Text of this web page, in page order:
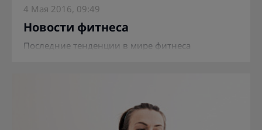
4 Мая 2016, 09:49
Новости фитнеса
Последние тенденции в мире фитнеса